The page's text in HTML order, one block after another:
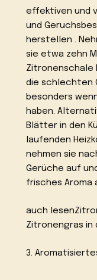
effektiven und
und
herstellen .
sie etwa zehn
Zitronenschale
die schlechten
besonders
haben.
Blätter in den
laufenden
nehmen sie
Gerüche auf
frisches Aroma
auch
Zitronengras in
3.